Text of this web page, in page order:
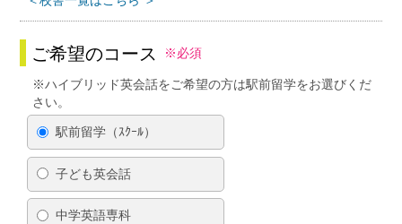
ご希望のコース ※必須
※ハイブリッド英会話をご希望の方は駅前留学をお選びくだ
さい。
駅前留学（ｽｸｰﾙ）
子ども英会話
中学英語専科